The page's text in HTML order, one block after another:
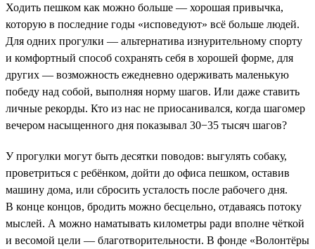
Ходить пешком как можно больше — хорошая привычка,
которую в последние годы «исповедуют» всё больше людей.
Для одних прогулки — альтернатива изнурительному спорту
и комфортный способ сохранять себя в хорошей форме, для
других — возможность ежедневно одерживать маленькую
победу над собой, выполняя норму шагов. Или даже ставить
личные рекорды. Кто из нас не приосанивался, когда шагомер
вечером насыщенного дня показывал 30−35 тысяч шагов?
У прогулки могут быть десятки поводов: выгулять собаку,
проветриться с ребёнком, дойти до офиса пешком, оставив
машину дома, или сбросить усталость после рабочего дня.
В конце концов, бродить можно бесцельно, отдаваясь потоку
мыслей. А можно наматывать километры ради вполне чёткой
и весомой цели — благотворительности. В фонде «Волонтёры